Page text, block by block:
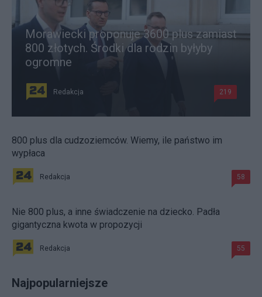
Morawiecki proponuje 3600 plus zamiast
800 złotych. Środki dla rodzin byłyby
ogromne
Redakcja 219
800 plus dla cudzoziemców. Wiemy, ile państwo im
wypłaca
Redakcja 58
Nie 800 plus, a inne świadczenie na dziecko. Padła
gigantyczna kwota w propozycji
Redakcja 55
Najpopularniejsze